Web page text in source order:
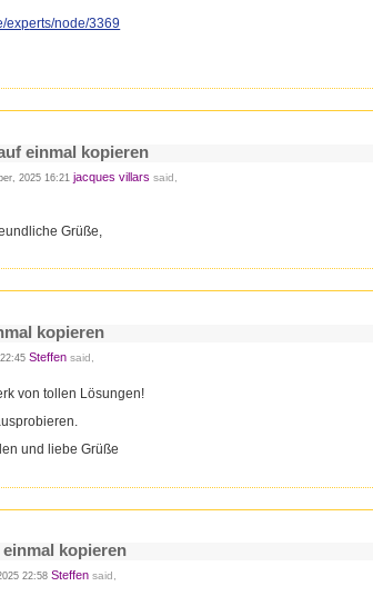
experts/node/3369
einmal kopieren
2025 16:21 jacques villars said,
Grüße,
kopieren
Steffen said,
von tollen Lösungen!
und liebe Grüße
kopieren
22:58 Steffen said,